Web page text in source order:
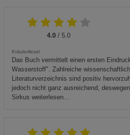
4.0 / 5.0
Kräuterliesel
Das Buch vermittelt einen ersten
Wasserstoff". Zahlreiche
Literaturverzeichnis sind positiv
jedoch nicht ganz ausreichend,
Sirkus weiterlesen...